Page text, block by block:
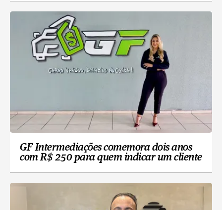
GF Intermediações comemora dois anos
com R$ 250 para quem indicar um cliente